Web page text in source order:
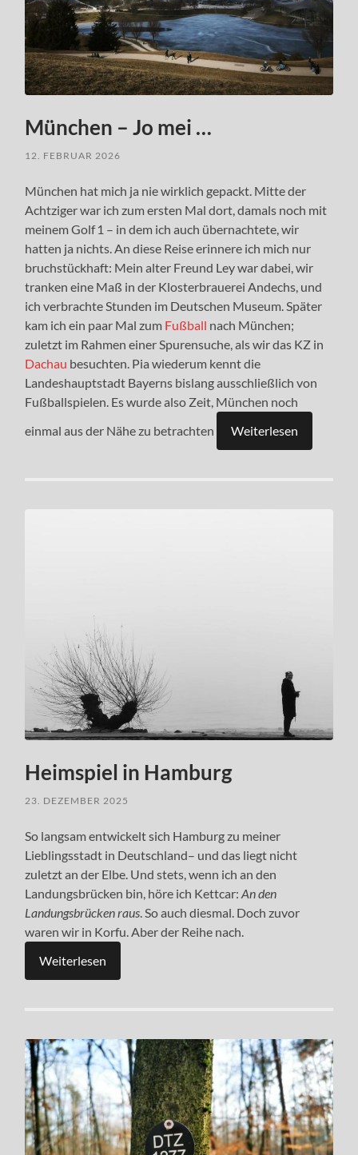
München – Jo mei …
12. FEBRUAR 2026
München hat mich ja nie wirklich gepackt. Mitte der
Achtziger war ich zum ersten Mal dort, damals noch mit
meinem Golf 1 – in dem ich auch übernachtete, wir
hatten ja nichts. An diese Reise erinnere ich mich nur
bruchstückhaft: Mein alter Freund Ley war dabei, wir
tranken eine Maß in der Klosterbrauerei Andechs, und
ich verbrachte Stunden im Deutschen Museum. Später
kam ich ein paar Mal zum Fußball nach München;
zuletzt im Rahmen einer Spurensuche, als wir das KZ in
Dachau besuchten. Pia wiederum kennt die
Landeshauptstadt Bayerns bislang ausschließlich von
Fußballspielen. Es wurde also Zeit, München noch
einmal aus der Nähe zu betrachten
Weiterlesen
Heimspiel in Hamburg
23. DEZEMBER 2025
So langsam entwickelt sich Hamburg zu meiner
Lieblingsstadt in Deutschland– und das liegt nicht
zuletzt an der Elbe. Und stets, wenn ich an den
Landungsbrücken bin, höre ich Kettcar:An den
Landungsbrücken raus. So auch diesmal. Doch zuvor
waren wir in Korfu. Aber der Reihe nach.
Weiterlesen